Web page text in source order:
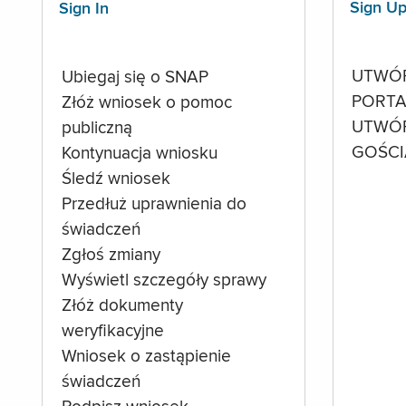
Sign In
Ubiegaj się o SNAP
Złóż wniosek o pomoc
publiczną
Kontynuacja wniosku
Śledź wniosek
Przedłuż uprawnienia do
świadczeń
Zgłoś zmiany
Wyświetl szczegóły sprawy
Złóż dokumenty
weryfikacyjne
Wniosek o zastąpienie
świadczeń
Sign Up